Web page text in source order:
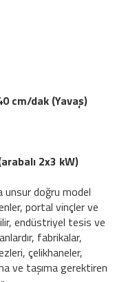
cm/dak (Yavaş)
2x3 kW)
unsur doğru model
portal vinçler ve
endüstriyel tesis ve
fabrikalar,
çelikhaneler,
ve taşıma gerektiren